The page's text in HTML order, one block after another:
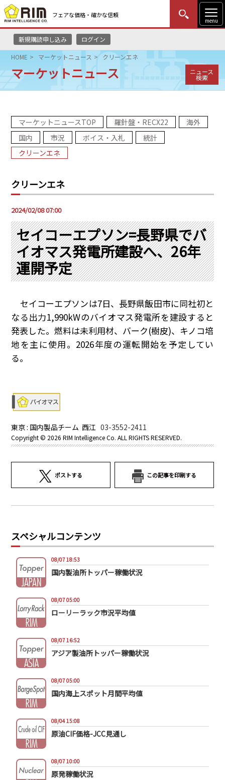
フェアな価格・確かな信頼
menu
新規購読申し込み ログイン
MENU
はじめての方
HOME
リムレポート
メソドロジー
コンサルティング
PRA原則
Q & A
会社概要
お問い合わせ
年間休刊日
サイトマップ
採用情報
English Website
瑞姆亜太能源諮問(北京)
Rim Energy Media(韓国語)
HOME マーケットニュース クリーンエネ
マーケットニュース ニュース
検索
マーケットニュースTOP 羅針盤・RECX22
海外
国内
市況 ボイス・入札
統計
クリーンエネ
クリーンエネ
2024/02/08 07:00
セイコーエプソン=長野県でバ
イオマス発電所建設へ、26年
運開予定
セイコーエプソンは7日、長野県飯田市に同社初と
なる出力1,990kWのバイオマス発電所を建設すると
発表した。燃料は未利用材、バーク(樹皮)、キノコ培
地を主に使用。 2026年度の運転開始を予定してい
る。
東京 : 国内製品チーム 西江03-3552-2411
Copyright © 2026 RIM Intelligence Co. ALL RIGHTS RESERVED.
ポストする この記事を印刷する
スペシャルコンテンツ
08/07 18:53
国内製油所トッパー稼働状況
08/07 05:00
ローリーラック市況平均値
08/07 16:52
アジア製油所トッパー稼働状況
08/07 05:00
国内海上スポット月間平均値
08/04 15:08
原油CIF価格-JCC見通し
08/07 10:00
原発稼働状況